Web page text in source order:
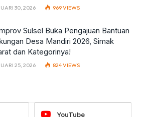
30, 2026 969VIEWS
Sulsel Buka Pengajuan Bantuan
Desa Mandiri 2026, Simak
dan Kategorinya!
25, 2026 824VIEWS
YouTube